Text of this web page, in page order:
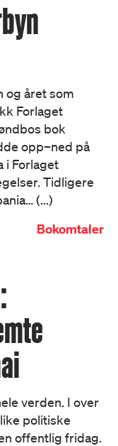
og året som
Forlaget
bok
opp–ned på
i Forlaget
Tidligere
(...)
Bokomtaler
verden. I over
politiske
offentlig fridag.